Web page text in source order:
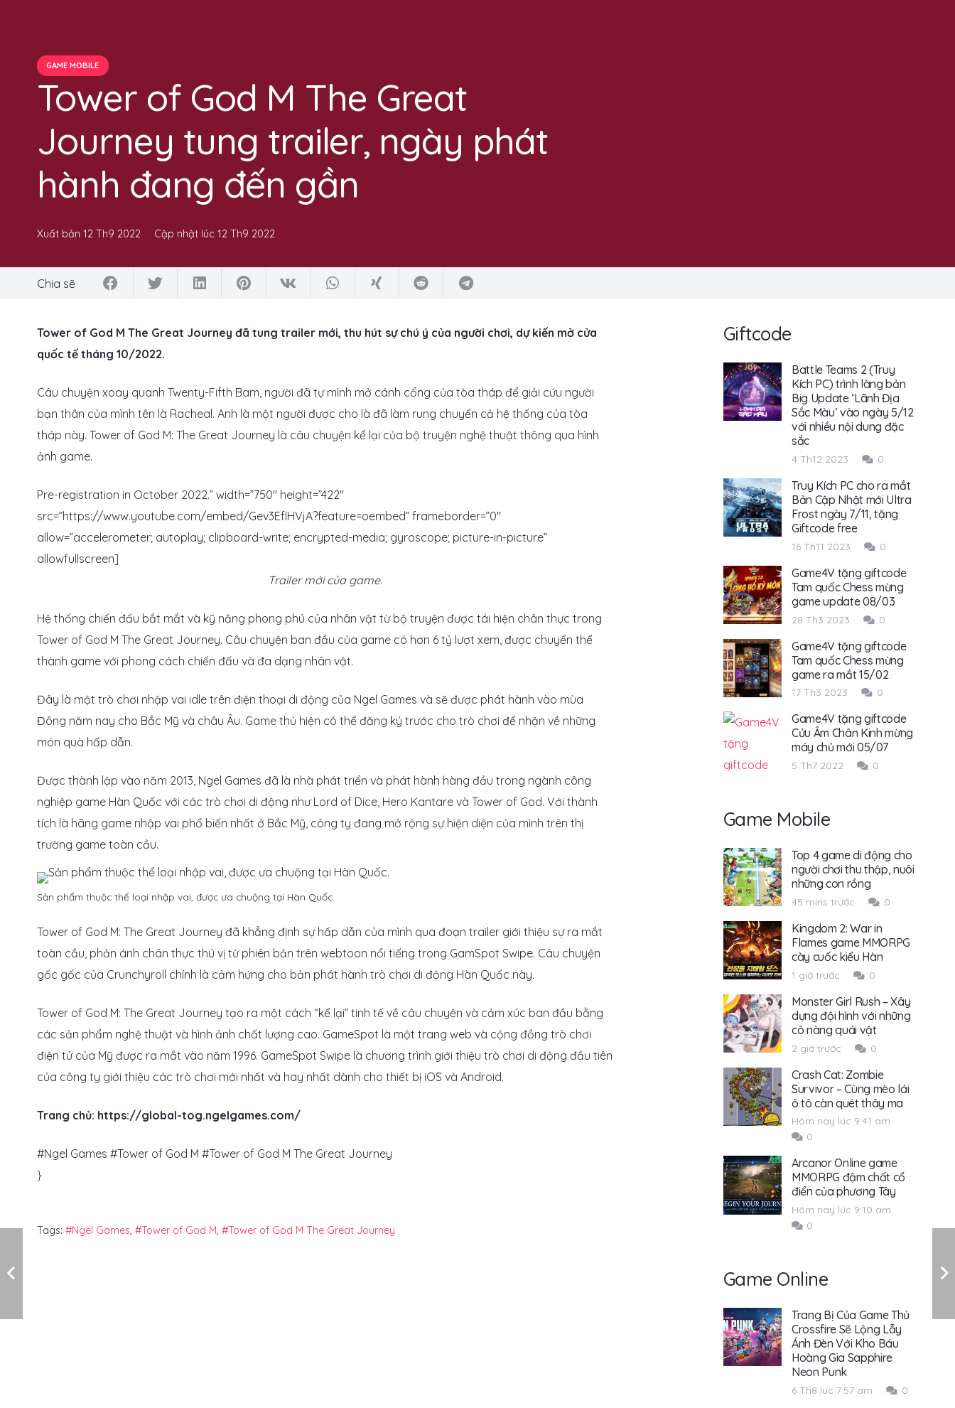
GAME MOBILE
Tower of God M The Great
Journey tung trailer, ngày phát
hành đang đến gần
Xuất bản 12 Th9 2022 Cập nhật lúc12 Th9 2022
Chia sẽ
Tower of God M The Great Journey đã tung trailer mới, thu hút sự chú ý của người chơi, dự kiến mở cửa
quốc tế tháng 10/2022.
Câu chuyện xoay quanh Twenty-Fifth Bam, người đã tự mình mở cánh cổng của tòa tháp để giải cứu người
bạn thân của mình tên là Racheal. Anh là một người được cho là đã làm rung chuyển cả hệ thống của tòa
tháp này. Tower of God M: The Great Journey là câu chuyện kể lại của bộ truyện nghệ thuật thông qua hình
ảnh game.
Pre-registration in October 2022.” width=”750″ height=”422″
src=”https://www.youtube.com/embed/Gev3EfIHVjA?feature=oembed” frameborder=”0″
allow=”accelerometer; autoplay; clipboard-write; encrypted-media; gyroscope; picture-in-picture”
allowfullscreen]
Trailer mới của game.
Hệ thống chiến đấu bắt mắt và kỹ năng phong phú của nhân vật từ bộ truyện được tái hiện chân thực trong
Tower of God M The Great Journey. Câu chuyện ban đầu của game có hơn 6 tỷ lượt xem, được chuyển thể
thành game với phong cách chiến đấu và đa dạng nhân vật.
Đây là một trò chơi nhập vai idle trên điện thoại di động của Ngel Games và sẽ được phát hành vào mùa
Đông năm nay cho Bắc Mỹ và châu Âu. Game thủ hiện có thể đăng ký trước cho trò chơi để nhận về những
món quà hấp dẫn.
Được thành lập vào năm 2013, Ngel Games đã là nhà phát triển và phát hành hàng đầu trong ngành công
nghiệp game Hàn Quốc với các trò chơi di động như Lord of Dice, Hero Kantare và Tower of God. Với thành
tích là hãng game nhập vai phổ biến nhất ở Bắc Mỹ, công ty đang mở rộng sự hiện diện của mình trên thị
trường game toàn cầu.
Sản phẩm thuộc thể loại nhập vai, được ưa chuộng tại Hàn Quốc.
Tower of God M: The Great Journey đã khẳng định sự hấp dẫn của mình qua đoạn trailer giới thiệu sự ra mắt
toàn cầu, phản ánh chân thực thú vị từ phiên bản trên webtoon nổi tiếng trong GamSpot Swipe. Câu chuyện
gốc gốc của Crunchyroll chính là cảm hứng cho bản phát hành trò chơi di động Hàn Quốc này.
Tower of God M: The Great Journey tạo ra một cách “kể lại” tinh tế về câu chuyện và cảm xúc ban đầu bằng
các sản phẩm nghệ thuật và hình ảnh chất lượng cao. GameSpot là một trang web và cộng đồng trò chơi
điện tử của Mỹ được ra mắt vào năm 1996. GameSpot Swipe là chương trình giới thiệu trò chơi di động đầu tiên
của công ty giới thiệu các trò chơi mới nhất và hay nhất dành cho thiết bị iOS và Android.
Trang chủ: https://global-tog.ngelgames.com/
#Ngel Games #Tower of God M #Tower of God M The Great Journey
}
Tags: #Ngel Games, #Tower of God M, #Tower of God M The Great Journey
Giftcode
Battle Teams 2 (Truy
Kích PC) trình làng bản
Big Update ‘Lãnh Địa
Sắc Màu’ vào ngày 5/12
với nhiều nội dung đặc
sắc
4 Th12 2023 0
Truy Kích PC cho ra mắt
Bản Cập Nhật mới Ultra
Frost ngày 7/11, tặng
Giftcode free
16 Th11 2023 0
Game4V tặng giftcode
Tam quốc Chess mừng
game update 08/03
28 Th3 2023 0
Game4V tặng giftcode
Tam quốc Chess mừng
game ra mắt 15/02
17 Th3 2023 0
Game4V tặng giftcode
Cửu Âm Chân Kinh mừng
máy chủ mới 05/07
5 Th7 2022 0
Game Mobile
Top 4 game di động cho
người chơi thu thập, nuôi
những con rồng
45 mins trước 0
Kingdom 2: War in
Flames game MMORPG
cày cuốc kiểu Hàn
1 giờ trước 0
Monster Girl Rush – Xây
dựng đội hình với những
cô nàng quái vật
2 giờ trước 0
Crash Cat: Zombie
Survivor – Cùng mèo lái
ô tô càn quét thây ma
Hôm nay lúc 9:41 am
0
Arcanor Online game
MMORPG đậm chất cổ
điển của phương Tây
Hôm nay lúc 9:10 am
0
Game Online
Trang Bị Của Game Thủ
Crossfire Sẽ Lộng Lẫy
Ánh Đèn Với Kho Báu
Hoàng Gia Sapphire
Neon Punk
6 Th8 lúc 7:57 am 0